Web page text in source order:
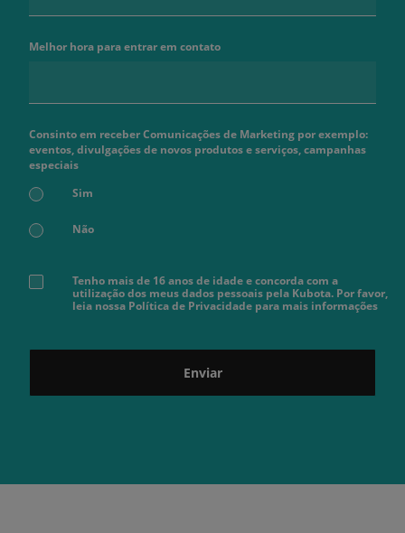
Melhor hora para entrar em contato
Consinto em receber Comunicações de Marketing por exemplo:
eventos, divulgações de novos produtos e serviços, campanhas
especiais
Sim
Não
Tenho mais de 16 anos de idade e concorda com a
utilização dos meus dados pessoais pela Kubota. Por favor,
leia nossa Política de Privacidade para mais informações
Enviar